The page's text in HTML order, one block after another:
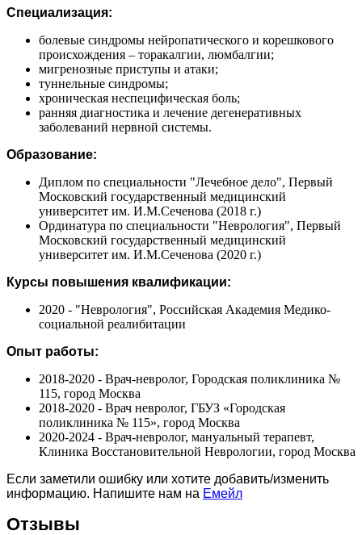
Специализация:
болевые синдромы нейропатического и корешкового
происхождения – торакалгии, люмбалгии;
мигренозные приступы и атаки;
туннельные синдромы;
хроническая неспецифическая боль;
ранняя диагностика и лечение дегенеративных
заболеваний нервной системы.
Образование:
Диплом по специальности "Лечебное дело", Первый
Московский государственный медицинский
университет им. И.М.Сеченова (2018 г.)
Ординатура по специальности "Неврология", Первый
Московский государственный медицинский
университет им. И.М.Сеченова (2020 г.)
Курсы повышения квалификации:
2020 - "Неврология", Российская Академия Медико-
социальной реалибитации
Опыт работы:
2018-2020 - Врач-невролог, Городская поликлиника №
115, город Москва
2018-2020 - Врач невролог, ГБУЗ «Городская
поликлиника № 115», город Москва
2020-2024 - Врач-невролог, мануальный терапевт,
Клиника Восстановительной Неврологии, город Москва
Если заметили ошибку или хотите добавить/изменить
информацию. Напишите нам на Емейл
Отзывы